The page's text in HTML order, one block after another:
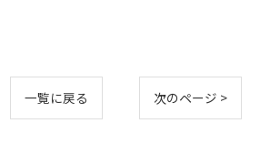
一覧に戻る 次のページ >